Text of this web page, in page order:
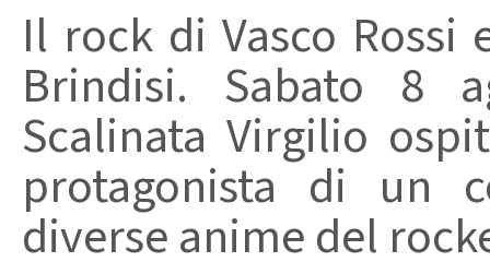
Il rock di Vasco
Brindisi. Sabato 8
Scalinata Virgilio
protagonista di un
diverse anime del